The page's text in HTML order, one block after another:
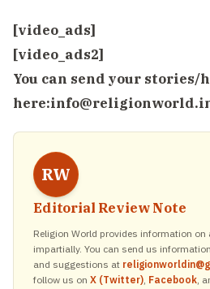
[video_ads]
[video_ads2]
You can send your stories/
here:
RW
Editorial Review Note
Religion World provides information
impartially. You can send us
and suggestions at
follow us on X (Twitter), Facebook,